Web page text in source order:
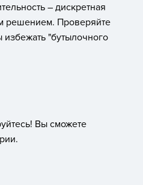
– дискретная
решением. Проверяйте
избежать "бутылочного
Вы сможете